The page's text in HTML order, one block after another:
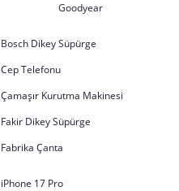
Goodyear
Bosch Dikey Süpürge
Cep Telefonu
Çamaşır Kurutma Makinesi
Fakir Dikey Süpürge
Fabrika Çanta
iPhone 17 Pro